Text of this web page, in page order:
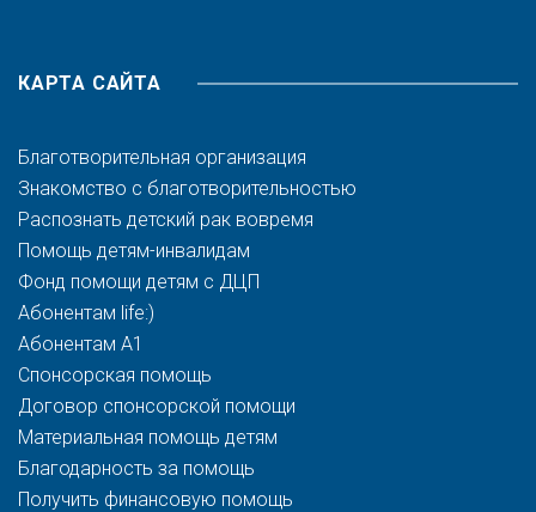
КАРТА САЙТА
Благотворительная организация
Знакомство с благотворительностью
Распознать детский рак вовремя
Помощь детям-инвалидам
Фонд помощи детям с ДЦП
Абонентам life:)
Абонентам A1
Спонсорская помощь
Договор спонсорской помощи
Материальная помощь детям
Благодарность за помощь
Получить финансовую помощь